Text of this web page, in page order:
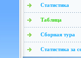
Статистика
Таблица
Сборная тура
Статистика за